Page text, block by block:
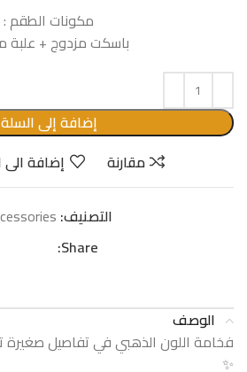
مكونات الطقم :
باسكت مزدوج + علبة
إضافة إلى السلة
مقارنة
إضافة
التصنيف:
Share:
الوصف
فخامة اللون الذهبي في تفاصيل صغيرة
✨